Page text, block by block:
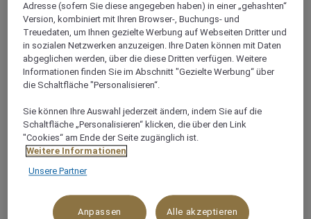
Does Mövenpick Hotel Münster have a
sauna?
Does Mövenpick Hotel Münster have a spa?
Are towels provided for guests at Mövenpick
Hotel Münster?
Does Mövenpick Hotel Münster offer
massage treatments?
Adresse (sofern Sie diese angegeben haben) in einer „gehashten“
Version, kombiniert mit Ihren Browser-, Buchungs- und
Treuedaten, um Ihnen gezielte Werbung auf Webseiten Dritter und
in sozialen Netzwerken anzuzeigen. Ihre Daten können mit Daten
abgeglichen werden, über die diese Dritten verfügen. Weitere
Informationen finden Sie im Abschnitt "Gezielte Werbung“ über
die Schaltfläche "Personalisieren“.
Sie können Ihre Auswahl jederzeit ändern, indem Sie auf die
Schaltfläche „Personalisieren“ klicken, die über den Link
"Cookies“ am Ende der Seite zugänglich ist.
Weitere Informationen
Unsere Partner
Anpassen Alle akzeptieren